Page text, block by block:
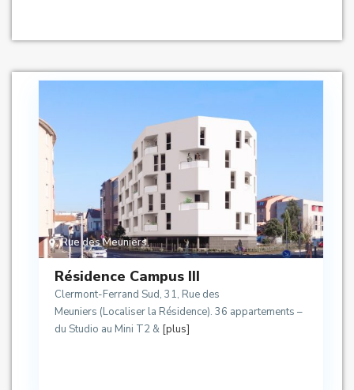
Rue des Meuniers,
Résidence Campus III
Clermont-Ferrand Sud, 31, Rue des
Meuniers (Localiser la Résidence). 36 appartements –
du Studio au Mini T2 & [plus]